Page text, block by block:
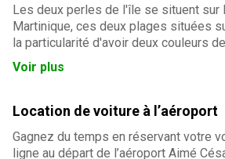
Les deux perles de l'île se situent sur
Martinique, ces deux plages situées
la particularité d'avoir deux couleurs
Voir plus
Location de voiture à l’aéroport
Gagnez du temps en réservant votre
ligne au départ de l’aéroport Aimé Césaire et partez